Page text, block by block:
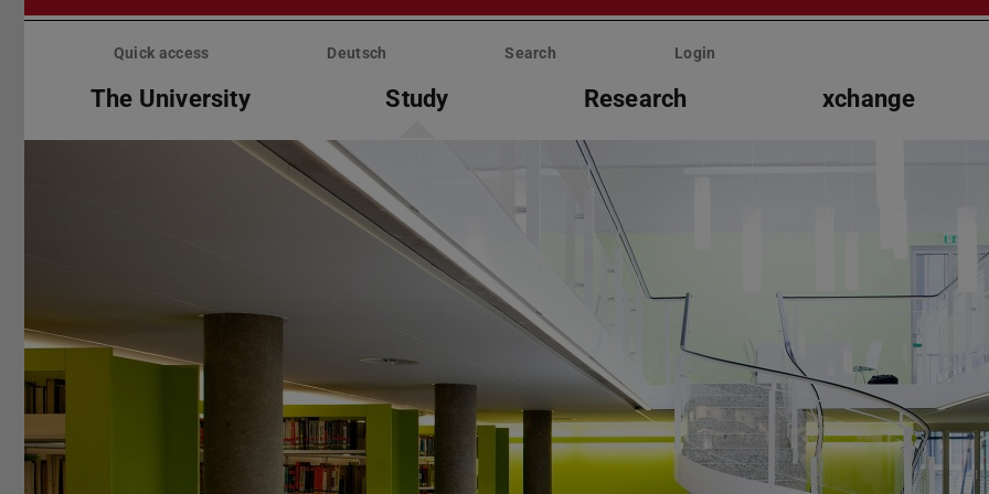
Skip
Quick access Deutsch Search Login
The University Study Research xchange